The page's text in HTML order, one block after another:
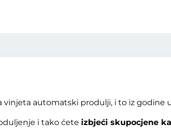
vinjeta automatski produlji, i to iz godine
i tako ćete izbjeći skupocjene